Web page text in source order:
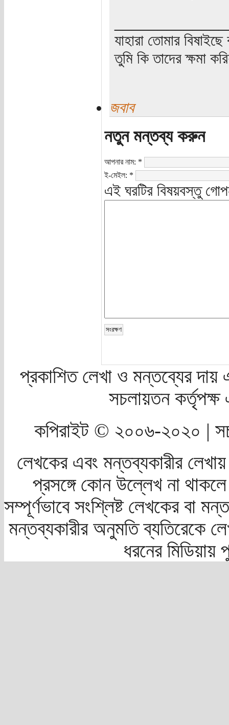
যাহারা তোমার
তুমি কি তাদের ক্ষমা
জবাব
নতুন মন্তব্য করুন
আপনার নাম: *
ই-মেইল: *
এই ঘরটির বিষয়বস্তু
প্রকাশিত লেখা ও মন্তব্যের দায়
সচলায়তন
কপিরাইট © ২০০৬-২০২০ |
লেখকের এবং মন্তব্যকারীর
প্রসঙ্গে কোন উল্লেখ না
সম্পূর্ণভাবে সংশ্লিষ্ট লেখকের বা
মন্তব্যকারীর অনুমতি ব্যতিরেকে
ধরনের মিডিয়ায়